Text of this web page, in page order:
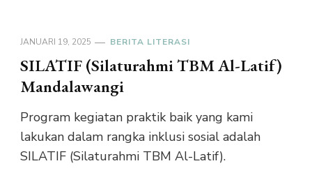
JANUARI 19, 2025 BERITA LITERASI
SILATIF (Silaturahmi TBM Al-Latif)
Mandalawangi
Program kegiatan praktik baik yang kami
lakukan dalam rangka inklusi sosial adalah
SILATIF (Silaturahmi TBM Al-Latif).